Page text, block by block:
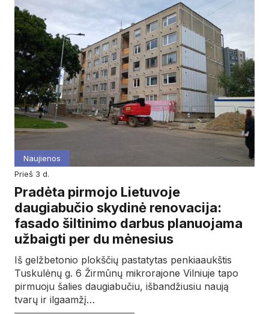
Naujienos
prieš 3 d.
Pradėta pirmojo Lietuvoje
daugiabučio skydinė renovacija:
fasado šiltinimo darbus planuojama
užbaigti per du mėnesius
Iš gelžbetonio plokščių pastatytas penkiaaukštis
Tuskulėnų g. 6 Žirmūnų mikrorajone Vilniuje tapo
pirmuoju šalies daugiabučiu, išbandžiusiu naują
tvarų ir ilgaamžį…